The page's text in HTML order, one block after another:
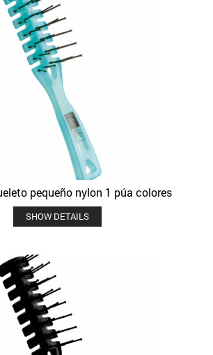
pequeño nylon 1 púa colores
SHOW DETAILS